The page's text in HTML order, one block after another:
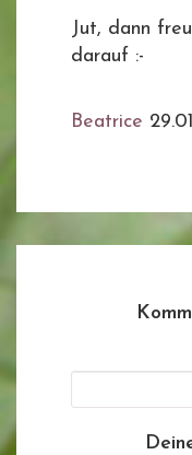
Jut, dann
darauf :-
Beatrice